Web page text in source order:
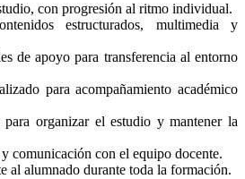
con progresión al ritmo individual.
estructurados, multimedia y
de apoyo para transferencia al entorno
para acompañamiento académico
para organizar el estudio y mantener la
comunicación con el equipo docente.
al alumnado durante toda la formación.